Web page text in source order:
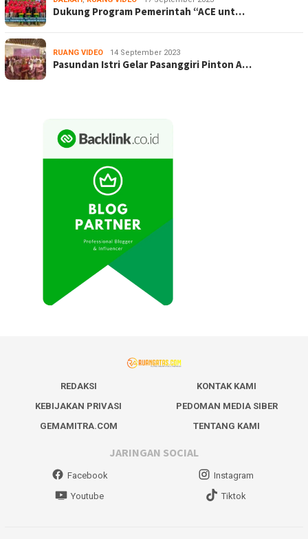
Dukung Program Pemerintah “ACE unt…
RUANG VIDEO 14 September 2023
Pasundan Istri Gelar Pasanggiri Pinton A…
REDAKSI
KONTAK KAMI
KEBIJAKAN PRIVASI
PEDOMAN MEDIA SIBER
GEMAMITRA.COM
TENTANG KAMI
JARINGAN SOCIAL
Facebook
Instagram
Youtube
Tiktok